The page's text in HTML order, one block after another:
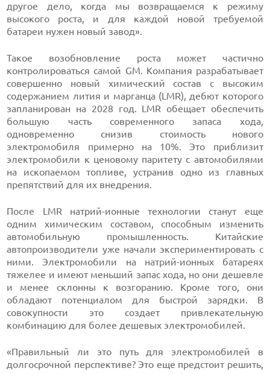
другое дело, когда мы возвращаемся к режиму
высокого роста, и для каждой новой требуемой
батареи нужен новый завод».
Такое возобновление роста может частично
контролироваться самой GM. Компания разрабатывает
совершенно новый химический состав с высоким
содержанием лития и марганца (LMR), дебют которого
запланирован на 2028 год. LMR обещает обеспечить
большую часть современного запаса хода,
одновременно снизив стоимость нового
электромобиля примерно на 10%. Это приблизит
электромобили к ценовому паритету с автомобилями
на ископаемом топливе, устранив одно из главных
препятствий для их внедрения.
После LMR натрий-ионные технологии станут еще
одним химическим составом, способным изменить
автомобильную промышленность. Китайские
автопроизводители уже начали экспериментировать с
ними. Электромобили на натрий-ионных батареях
тяжелее и имеют меньший запас хода, но они дешевле
и менее склонны к возгоранию. Кроме того, они
обладают потенциалом для быстрой зарядки. В
совокупности это создает привлекательную
комбинацию для более дешевых электромобилей.
«Правильный ли это путь для электромобилей в
долгосрочной перспективе? Это еще предстоит решить,